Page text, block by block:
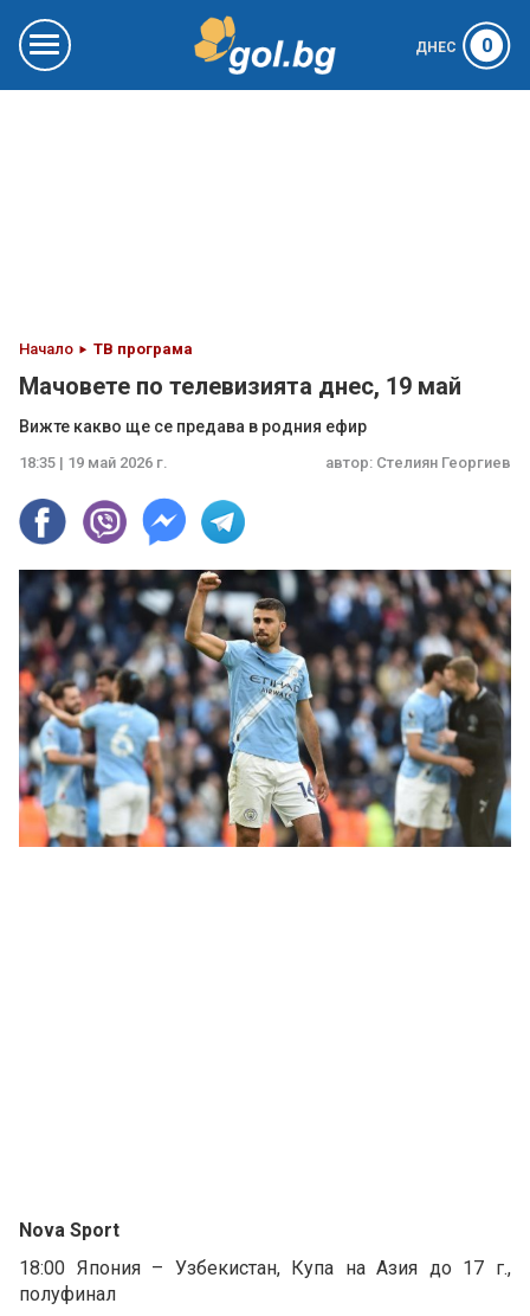
ДНЕС 0
Начало ТВ програма
Мачовете по телевизията днес, 19 май
Вижте какво ще се предава в родния ефир
18:35 | 19 май 2026 г. автор: Стелиян Георгиев
Nova Sport
18:00 Япония – Узбекистан, Купа на Азия до 17 г.,
полуфинал